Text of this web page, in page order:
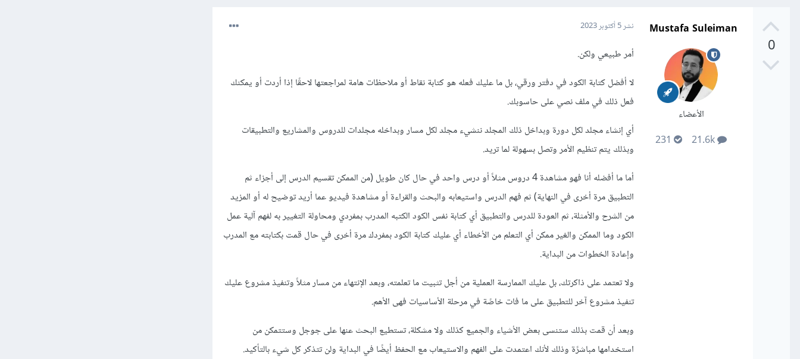
0
Mustafa Suleiman
الأعضاء
نشر5 أكتوبر 2023
أمر طبيعي ولكن.
لا أفضل كتابة الكود في دفتر ورقي، بل ما عليك فعله هو كتابة نقاط أو ملاحظات هامة لمراجعتها لاحقًا إذا أردت أو يمكنك
فعل ذلك في ملف نصي على حاسوبك.
أي إنشاء مجلد لكل دورة وبداخل ذلك المجلد ننشيء مجلد لكل مسار وبداخله مجلدات للدروس والمشاريع والتطبيقات
وبذلك يتم تنظيم الأمر وتصل بسهولة لما تريد.
أما ما أفضله أنا فهو مشاهدة 4 دروس مثلاً أو درس واحد في حال كان طويل (من الممكن تقسيم الدرس إلى أجزاء ثم
التطبيق مرة أخرى في النهاية) ثم فهم الدرس واستيعابه والبحث والقراءة أو مشاهدة فيديو عما أريد توضيح له أو المزيد
من الشرح والأمثلة، ثم العودة للدرس والتطبيق أي كتابة نفس الكود الكتبه المدرب بمفردي ومحاولة التغيير به لفهم آلية عمل
الكود وما الممكن والغير ممكن أي التعلم من الأخطاء أي عليك كتابة الكود بمفردك مرة أخرى في حال قمت بكتابته مع المدرب
وإعادة الخطوات من البداية.
ولا تعتمد على ذاكرتك، بل عليك الممارسة العملية من أجل تثبيت ما تعلمته، وبعد الإنتهاء من مسار مثلاً وتنفيذ مشروع عليك
تنفيذ مشروع آخر للتطبيق على ما فات خاصًة في مرحلة الأساسيات فهى الأهم.
وبعد أن قمت بذلك ستنسى بعض الأشياء والجميع كذلك ولا مشكلة، تستطيع البحث عنها على جوجل وستتمكن من
استخدامها مباشرًة وذلك لأنك اعتمدت على الفهم والاستيعاب مع الحفظ أيضًا في البداية ولن تتذكر كل شيء بالتأكيد.